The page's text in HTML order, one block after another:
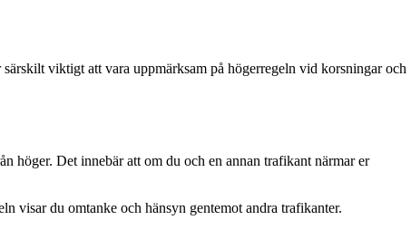
viktigt att vara uppmärksam på högerregeln vid korsningar och
höger. Det innebär att om du och en annan trafikant närmar er
visar du omtanke och hänsyn gentemot andra trafikanter.